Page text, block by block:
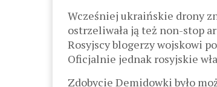
Wcześniej ukraińskie drony
ostrzeliwała ją też non-stop
Rosyjscy blogerzy wojskowi
Oficjalnie jednak rosyjskie
Zdobycie Demidowki było